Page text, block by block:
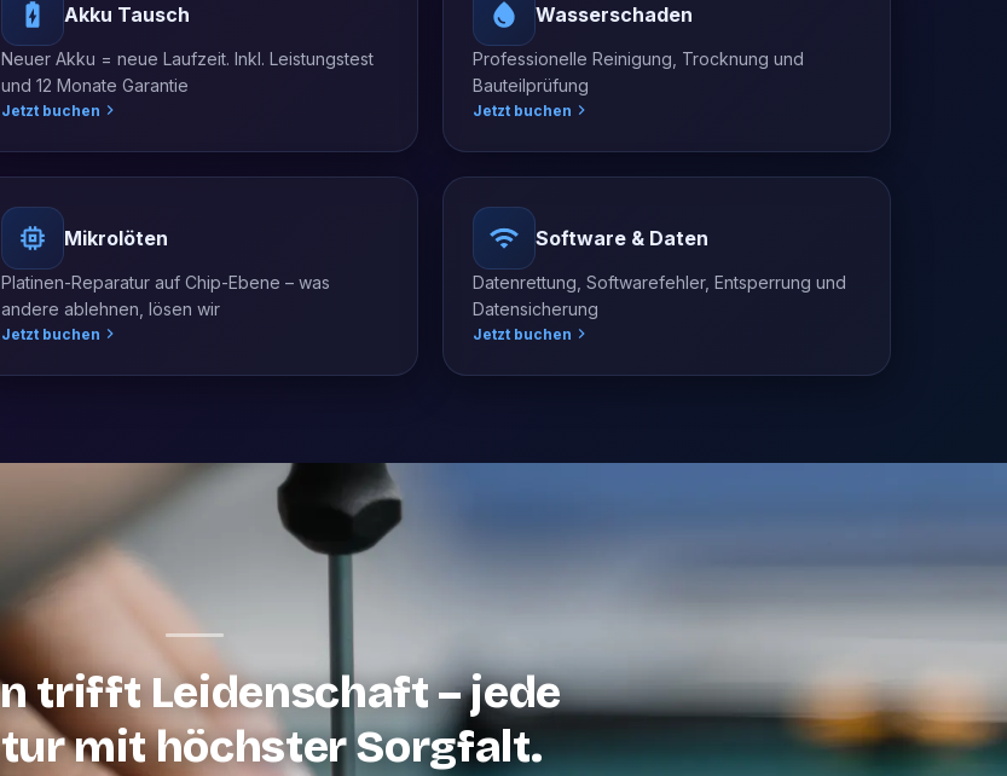
Akku Tausch
Neuer Akku = neue Laufzeit. Inkl. Leistungstest
und 12 Monate Garantie
Jetzt buchen
Wasserschaden
Professionelle Reinigung, Trocknung und
Bauteilprüfung
Jetzt buchen
Mikrolöten
Platinen-Reparatur auf Chip-Ebene – was
andere ablehnen, lösen wir
Jetzt buchen
Software & Daten
Datenrettung, Softwarefehler, Entsperrung und
Datensicherung
Jetzt buchen
trifft Leidenschaft – jede
mit höchster Sorgfalt.